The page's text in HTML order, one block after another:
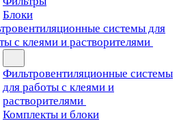
Блоки
системы для
с клеями и растворителями
Фильтровентиляционные системы
для работы с клеями и
растворителями
Комплекты и блоки